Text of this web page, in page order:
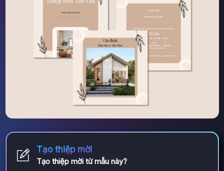
Tạo thiệp mời
Tạo thiệp mời từ mẫu này?